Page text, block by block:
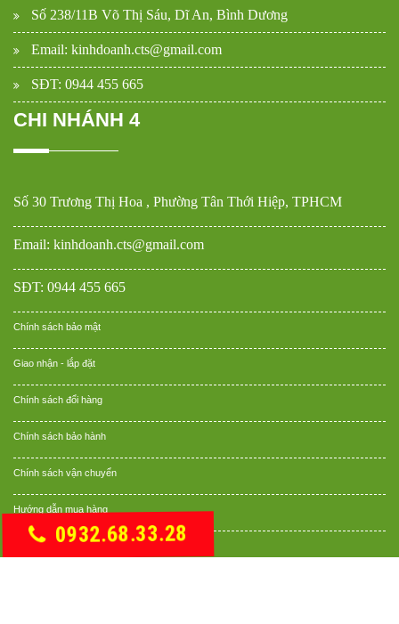
Số 238/11B Võ Thị Sáu, Dĩ An, Bình Dương
Email: kinhdoanh.cts@gmail.com
SĐT: 0944 455 665
CHI NHÁNH 4
Số 30 Trương Thị Hoa , Phường Tân Thới Hiệp, TPHCM
Email: kinhdoanh.cts@gmail.com
SĐT: 0944 455 665
Chính sách bảo mật
Giao nhận - lắp đặt
Chính sách đổi hàng
Chính sách bảo hành
Chính sách vận chuyển
Hướng dẫn mua hàng
Hình thức thanh toán
0932.68.33.28